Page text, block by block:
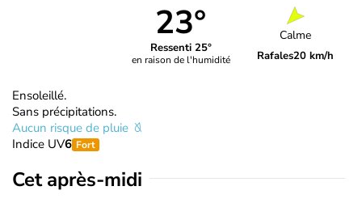
23°
Ressenti 25°
en raison de l'humidité
Calme
Rafales20 km/h
Ensoleillé.
Sans précipitations.
Aucun risque de pluie
Indice UV6 Fort
Cet après-midi